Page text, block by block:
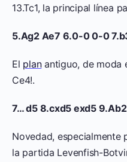
13.Tc1, la principal línea
5.Ag2 Ae7 6.0-0 0-0
El planantiguo, de moda
Ce4!.
7… d5 8.cxd5 exd5
Novedad, especialmente
la partida Levenfish-